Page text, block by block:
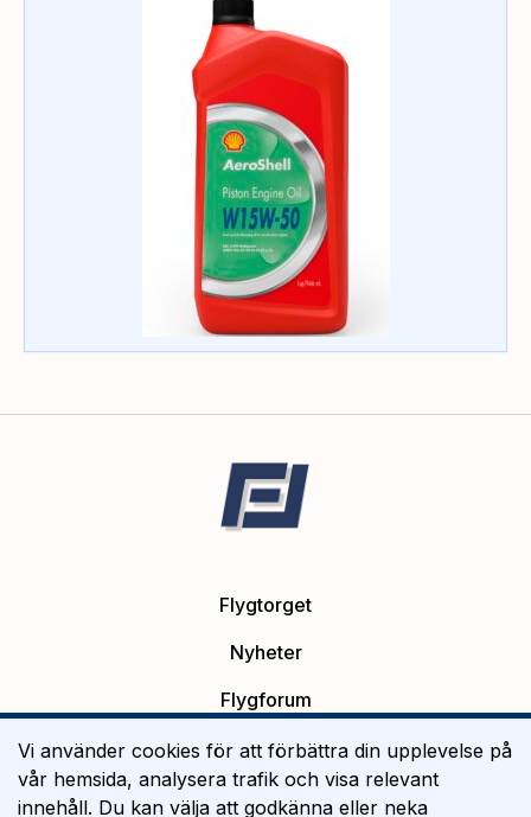
Flygtorget
Nyheter
Flygforum
Platsannonser
Flygutbildning
Vi använder cookies för att förbättra din upplevelse på
vår hemsida, analysera trafik och visa relevant
innehåll. Du kan välja att godkänna eller neka